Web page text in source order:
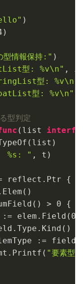
)
)
型情報保持:" )
型: %v\n" ,
型: %v\n"
型: %v\n"
型判定
(list
%s: " , t)
reflect.Ptr {
> 0 {
elem.Field(
0
:=
"要素型